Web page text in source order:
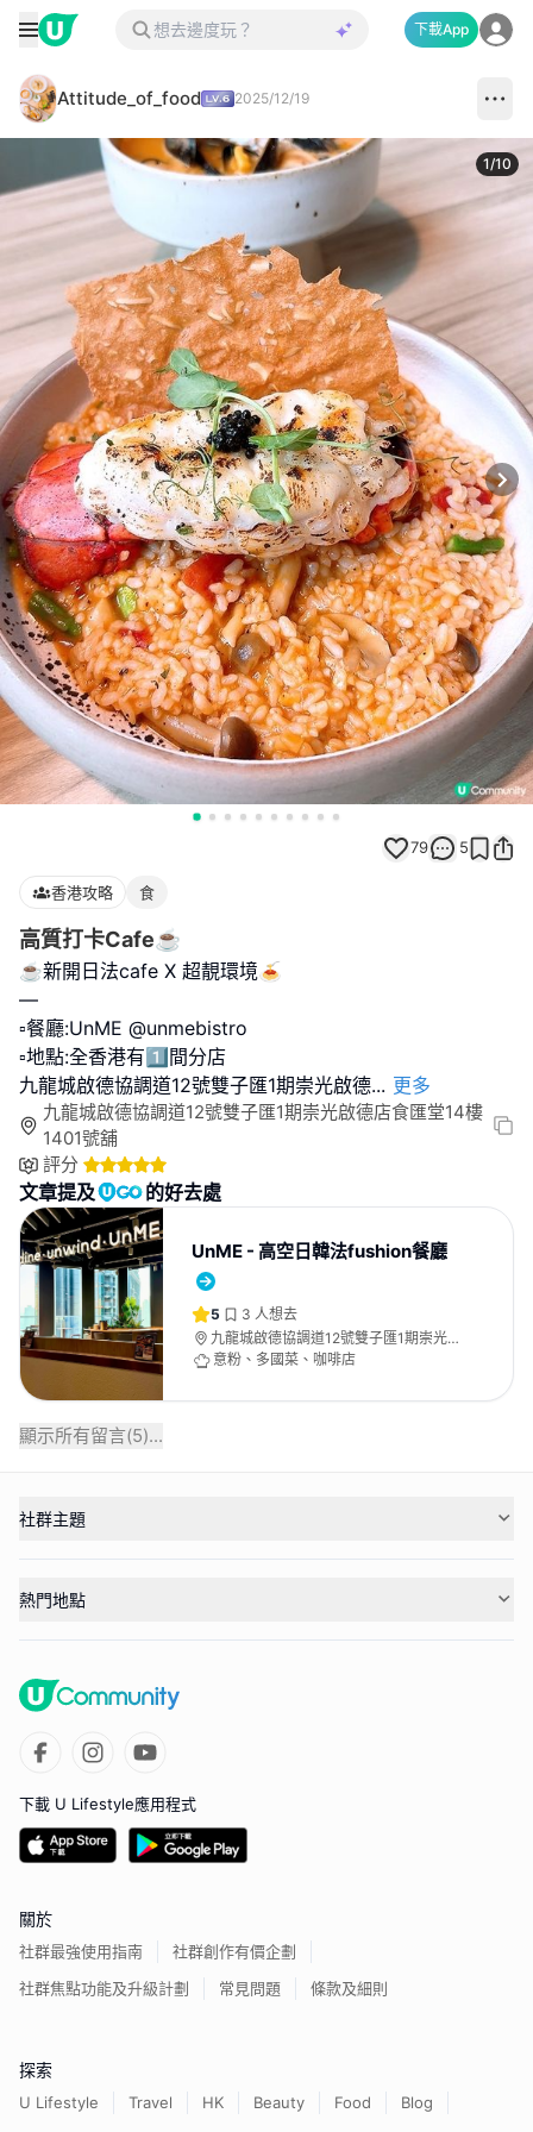
下載App
Attitude_of_food 2025/12/19
1/10
79 5
香港攻略 食
高質打卡Cafe☕️
☕️新開日法cafe X 超靚環境🍝
—
▫️餐廳:UnME @unmebistro
▫️地點:全香港有1️⃣間分店
九龍城啟德協調道12號雙子匯1期崇光啟德... 更多
九龍城啟德協調道12號雙子匯1期崇光啟德店食匯堂14樓
1401號舖
評分
文章提及 的好去處
UnME - 高空日韓法fushion餐廳
5 3 人想去
九龍城啟德協調道12號雙子匯1期崇光啟
德店食匯堂14樓1401號舖
意粉、多國菜、咖啡店
顯示所有留言(5)...
社群主題
熱門地點
下載 U Lifestyle應用程式
關於
社群最強使用指南
社群創作有價企劃
社群焦點功能及升級計劃
常見問題 條款及細則
探索
U Lifestyle Travel HK Beauty Food
Blog